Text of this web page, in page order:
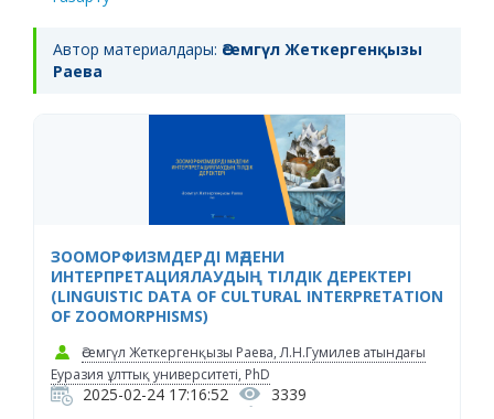
Автор материалдары: Әсемгүл Жеткергенқызы
Раева
ЗООМОРФИЗМДЕРДІ МӘДЕНИ
ИНТЕРПРЕТАЦИЯЛАУДЫҢ ТІЛДІК ДЕРЕКТЕРІ
(LINGUISTIC DATA OF CULTURAL INTERPRETATION
OF ZOOMORPHISMS)
Әсемгүл Жеткергенқызы Раева, Л.Н.Гумилев атындағы
Еуразия ұлттық университеті, PhD
2025-02-24 17:16:52 3339